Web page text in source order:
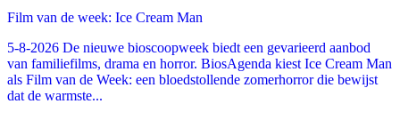
Film van de week: Ice Cream Man
5-8-2026 De nieuwe bioscoopweek biedt een gevarieerd aanbod
van familiefilms, drama en horror. BiosAgenda kiest Ice Cream Man
als Film van de Week: een bloedstollende zomerhorror die bewijst
dat de warmste...